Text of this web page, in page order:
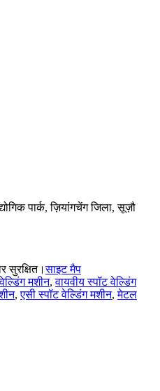
पार्क, ज़ियांगचेंग जिला, सूज़ौ
सुरक्षित।साइट मैप
मशीन,वायवीय स्पॉट वेल्डिंग
,एसी स्पॉट वेल्डिंग मशीन,मेटल